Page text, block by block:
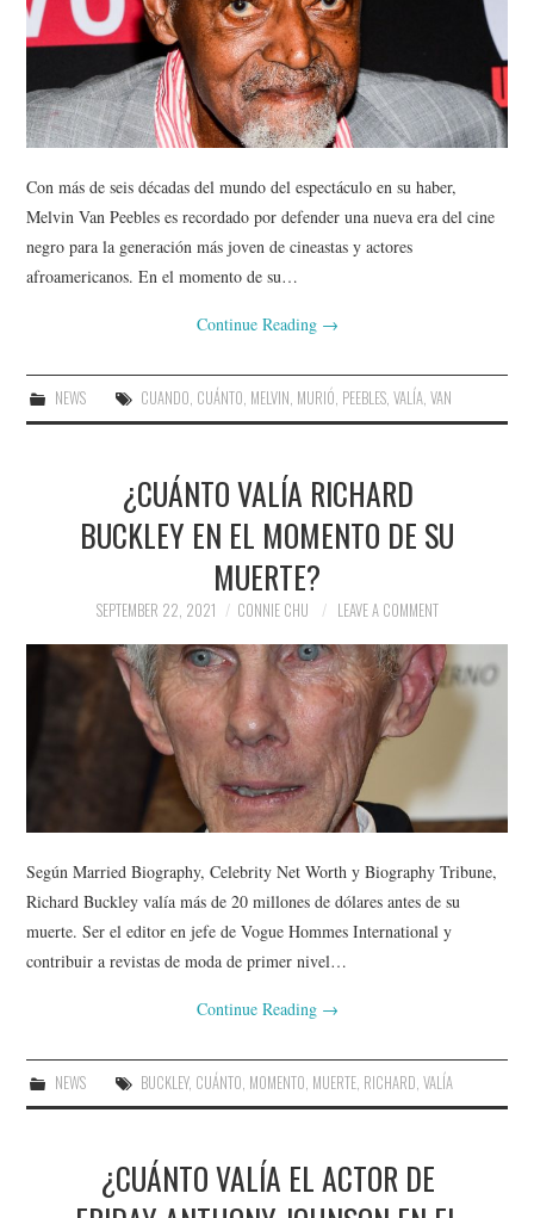
Con más de seis décadas del mundo del espectáculo en su haber,
Melvin Van Peebles es recordado por defender una nueva era del cine
negro para la generación más joven de cineastas y actores
afroamericanos. En el momento de su…
Continue Reading →
NEWS CUANDO, CUÁNTO, MELVIN, MURIÓ, PEEBLES, VALÍA, VAN
¿CUÁNTO VALÍA RICHARD
BUCKLEY EN EL MOMENTO DE SU
MUERTE?
SEPTEMBER 22, 2021 CONNIE CHU LEAVE A COMMENT
Según Married Biography, Celebrity Net Worth y Biography Tribune,
Richard Buckley valía más de 20 millones de dólares antes de su
muerte. Ser el editor en jefe de Vogue Hommes International y
contribuir a revistas de moda de primer nivel…
Continue Reading →
NEWS BUCKLEY, CUÁNTO, MOMENTO, MUERTE, RICHARD, VALÍA
¿CUÁNTO VALÍA EL ACTOR DE